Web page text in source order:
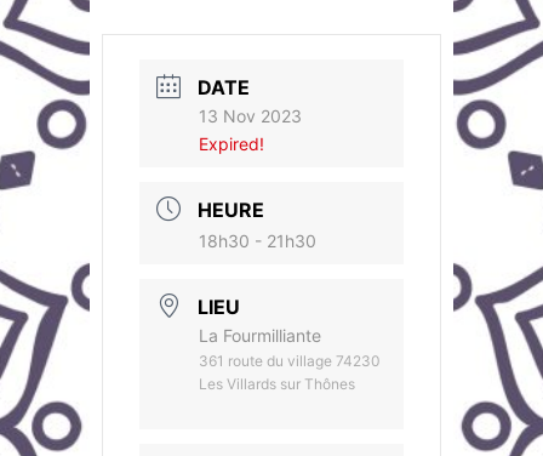
DATE
13 Nov 2023
Expired!
HEURE
18h30 - 21h30
LIEU
La Fourmilliante
361 route du village 74230
Les Villards sur Thônes